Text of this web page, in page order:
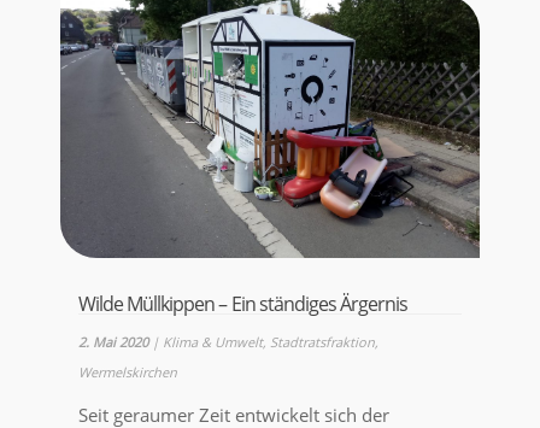
Wilde Müllkippen – Ein ständiges Ärgernis
2. Mai 2020| Klima & Umwelt, Stadtratsfraktion,
Wermelskirchen
Seit geraumer Zeit entwickelt sich der